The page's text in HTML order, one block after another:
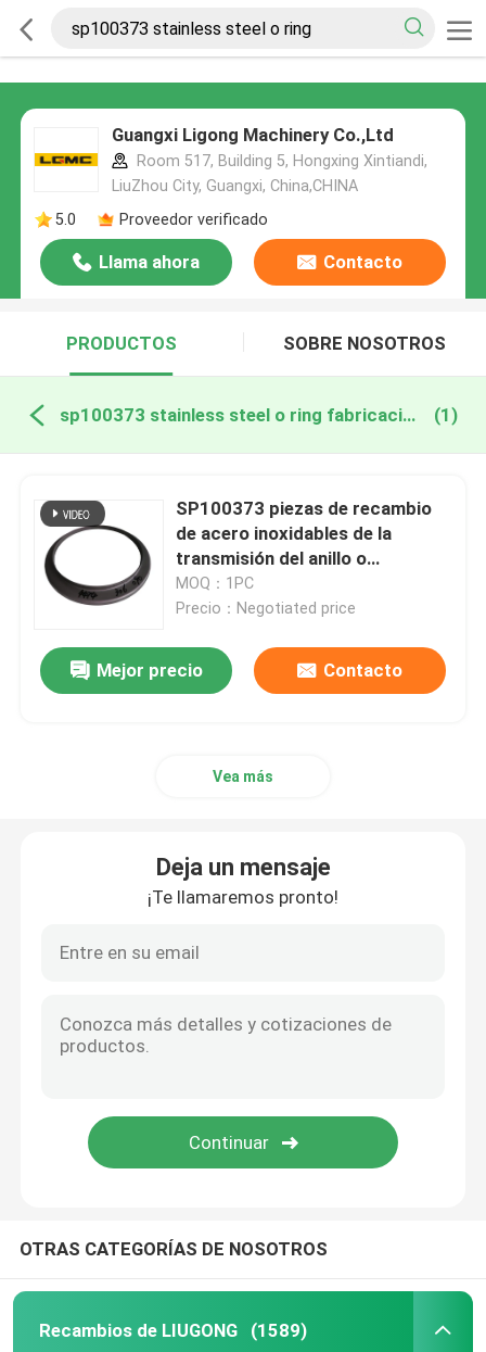
Guangxi Ligong Machinery Co.,Ltd
Room 517, Building 5, Hongxing Xintiandi,
LiuZhou City, Guangxi, China,CHINA
5.0
Proveedor verificado
Llama ahora Contacto
PRODUCTOS SOBRE NOSOTROS
sp100373 stainless steel o ring fabricación en línea (1)
SP100373 piezas de recambio
de acero inoxidables de la
transmisión del anillo o
ZF.4474306090
MOQ：1PC
Precio：Negotiated price
Mejor precio Contacto
Vea más
Deja un mensaje
¡Te llamaremos pronto!
OTRAS CATEGORÍAS DE NOSOTROS
Recambios de LIUGONG (1589)